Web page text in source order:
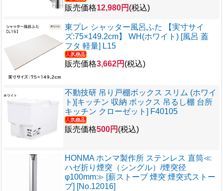
販売価格12,980円 (税込)
東プレ シャッター風呂ふた 【実寸サイ
ズ:75×149.2cm】 WH(ホワイト) [風呂 蓋
フタ 軽量] L15
販売価格3,662円 (税込)
不動技研 吊り戸棚ボックス スリム (ホワイ
ト)[キッチン 収納 ボックス 吊るし棚 台所
キッチン クローゼット] F40105
販売価格500円 (税込)
HONMA ホンマ製作所 ステンレス 直筒≪
ハゼ折り煙突（シングル）/煙突径
φ100mm≫ [薪ストーブ 煙突 煙突式ストー
ブ] [No.12016]